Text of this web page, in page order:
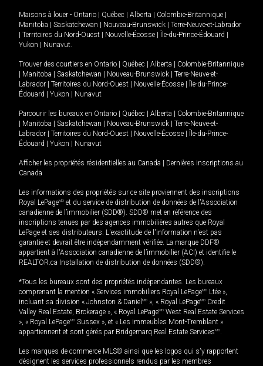
Maisons à louer - Ontario | Québec | Alberta | Colombie-Britannique |
Manitoba | Saskatchewan | Nouveau-Brunswick | Terre-Neuve-et-Labrador
| Territoires du Nord-Ouest | Nouvelle-Écosse | Île-du-Prince-Édouard |
Yukon | Nunavut
Trouver des courtiers en Ontario | Québec | Alberta | Colombie-Britannique
| Manitoba | Saskatchewan | Nouveau-Brunswick | Terre-Neuve-et-
Labrador | Territoires du Nord-Ouest | Nouvelle-Écosse | Île-du-Prince-
Édouard | Yukon | Nunavut
Parcourir les bureaux en Ontario | Québec | Alberta | Colombie-Britannique
| Manitoba | Saskatchewan | Nouveau-Brunswick | Terre-Neuve-et-
Labrador | Territoires du Nord-Ouest | Nouvelle-Écosse | Île-du-Prince-
Édouard | Yukon | Nunavut
Afficher les propriétés résidentielles au Canada | Dernières inscriptions au
Canada
Les informations des propriétés sur ce site proviennent des inscriptions
Royal LePageMD et du service de distribution de données de l'Association
canadienne de l’immobilier (SDD®). SDD® met en référence des
inscriptions tenues par des agences immobilières autres que Royal
LePage et ses distributeurs. L'exactitude de l'information n'est pas
garantie et devrait être indépendamment vérifiée. La marque DDF®
appartient à l'Association canadienne de l’immobilier (ACI) et identifie le
REALTOR.ca Installation de distribution de données (SDD®).
*Tous les bureaux sont des propriétés indépendantes. Les bureaux
comprenant la mention « Services immobiliers Royal LePageMD Ltée »,
incluant sa division « Johnston & Daniel MD », « Royal LePageMD Credit
Valley Real Estate, Brokerage », « Royal LePageMD West Real Estate Services
», « Royal LePageMD Sussex », et « Les immeubles Mont-Tremblant »
appartiennent et sont gérés par Bridgemarq Real Estate ServicesMD
Les marques de commerce MLS® ainsi que les logos qui s'y rapportent
désignent les services professionnels rendus par les membres